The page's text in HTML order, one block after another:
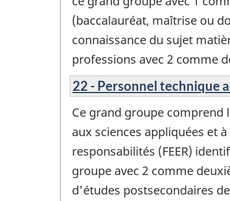
(baccalauréat, maîtrise ou
connaissance du sujet
professions avec 2 comme
22 - Personnel technique
Ce grand groupe comprend
aux sciences appliquées et
responsabilités (FEER)
groupe avec 2 comme
d'études postsecondaires